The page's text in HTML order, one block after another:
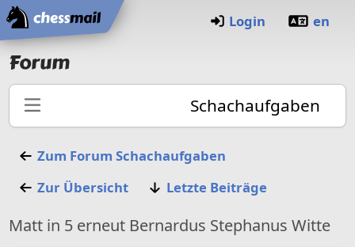
Startseite
Login en
Forum
Schachaufgaben
Zum Forum Schachaufgaben
Zur Übersicht
Letzte Beiträge
Matt in 5 erneut Bernardus Stephanus Witte